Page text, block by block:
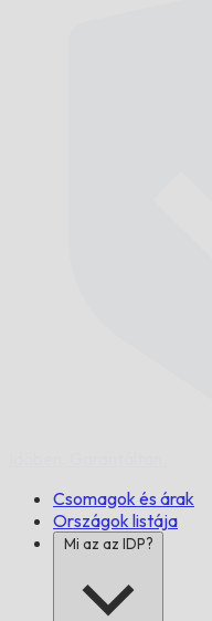
Csomagok és árak
Országok listája
Mi az az IDP?